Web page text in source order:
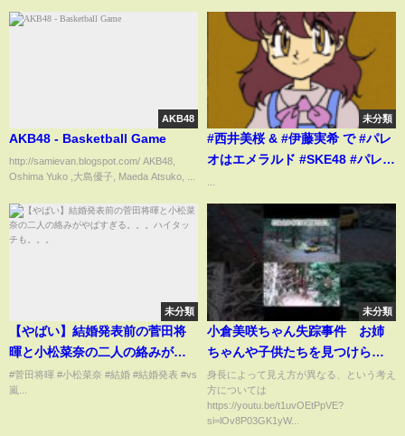
AKB48
AKB48 - Basketball Game
http://samievan.blogspot.com/ AKB48,
Oshima Yuko ,大島優子, Maeda Atsuko, ...
未分類
#西井美桜 & #伊藤実希 で #パレ
オはエメラルド #SKE48 #パレオ
未分類
【やばい】結婚発表前の菅田将
暉と小松菜奈の二人の絡みがや
ばすぎる。。。ハイタッチ
も。。。
#菅田将暉 #小松菜奈 #結婚 #結婚発表 #vs
嵐...
未分類
小倉美咲ちゃん失踪事件 お姉
ちゃんや子供たちを見つけられ
なかった説について #小倉美咲
身長によって見え方が異なる、という考え
方については
https://youtu.be/t1uvOEtPpVE?
si=lOv8P03GK1yW...